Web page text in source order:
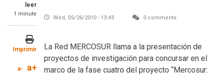
leer
1 minute
Imprimir
a- a+
Wed, 05/26/2010 - 13:43 0 comments
La Red MERCOSUR llama a la presentación de
proyectos de investigación para concursar en el
marco de la fase cuatro del proyecto “Mercosur: